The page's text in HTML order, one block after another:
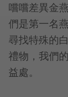
嚐嚐差異金
們是第一名
尋找特殊的
禮物，我們
益處。